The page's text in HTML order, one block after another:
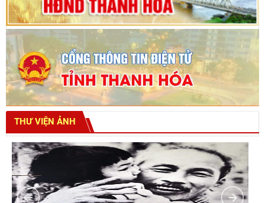
THƯ VIỆN ẢNH